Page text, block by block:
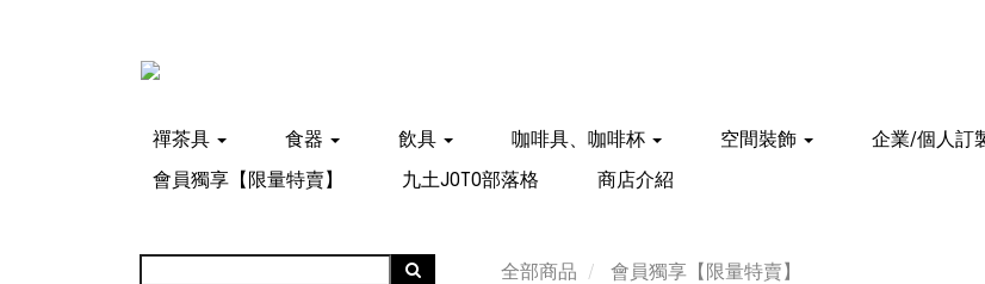
禪茶具 食器 飲具 咖啡具、咖啡杯 空間裝飾 企業/個人訂
會員獨享【限量特賣】
九土JOTO部落格 商店介紹
全部商品 會員獨享【限量特賣】